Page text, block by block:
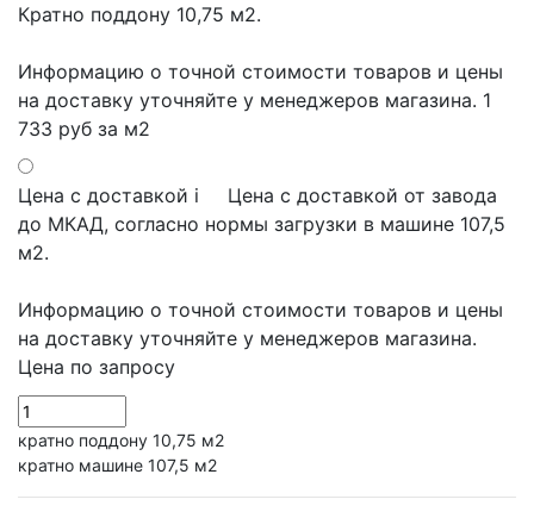
Кратно поддону 10,75 м2.
Информацию о точной стоимости товаров и цены
на доставку уточняйте у менеджеров магазина. 1
733 руб за м2
Цена с доставкой i
Цена с доставкой от завода
до МКАД, согласно нормы загрузки в машине 107,5
м2.
Информацию о точной стоимости товаров и цены
на доставку уточняйте у менеджеров магазина.
Цена по запросу
кратно поддону 10,75 м2
кратно машине 107,5 м2